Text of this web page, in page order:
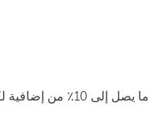
ما يصل إلى 10٪ من إضافية لكل غرفة تراكم